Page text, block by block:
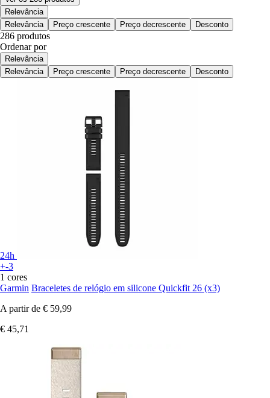
Relevância
Relevância
Preço crescente Preço decrescente Desconto
286 produtos
Ordenar por
Relevância
Relevância
Preço crescente Preço decrescente Desconto
24h
+-3
1 cores
Garmin Braceletes de relógio em silicone Quickfit 26 (x3)
A partir de € 59,99
€ 45,71